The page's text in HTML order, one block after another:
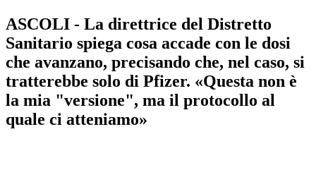
ASCOLI - La direttrice del Distretto
Sanitario spiega cosa accade con le dosi
che avanzano, precisando che, nel caso, si
tratterebbe solo di Pfizer. «Questa non è
la mia "versione", ma il protocollo al
quale ci atteniamo»